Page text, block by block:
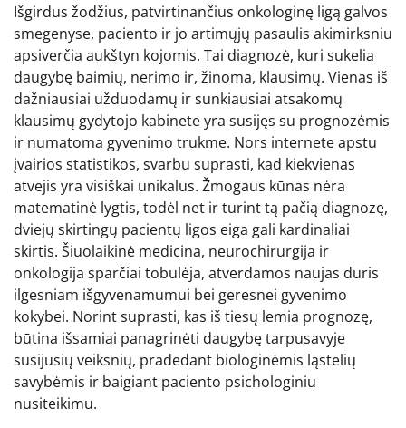
Išgirdus žodžius, patvirtinančius onkologinę ligą galvos
smegenyse, paciento ir jo artimųjų pasaulis akimirksniu
apsiverčia aukštyn kojomis. Tai diagnozė, kuri sukelia
daugybę baimių, nerimo ir, žinoma, klausimų. Vienas iš
dažniausiai užduodamų ir sunkiausiai atsakomų
klausimų gydytojo kabinete yra susijęs su prognozėmis
ir numatoma gyvenimo trukme. Nors internete apstu
įvairios statistikos, svarbu suprasti, kad kiekvienas
atvejis yra visiškai unikalus. Žmogaus kūnas nėra
matematinė lygtis, todėl net ir turint tą pačią diagnozę,
dviejų skirtingų pacientų ligos eiga gali kardinaliai
skirtis. Šiuolaikinė medicina, neurochirurgija ir
onkologija sparčiai tobulėja, atverdamos naujas duris
ilgesniam išgyvenamumui bei geresnei gyvenimo
kokybei. Norint suprasti, kas iš tiesų lemia prognozę,
būtina išsamiai panagrinėti daugybę tarpusavyje
susijusių veiksnių, pradedant biologinėmis ląstelių
savybėmis ir baigiant paciento psichologiniu
nusiteikimu.